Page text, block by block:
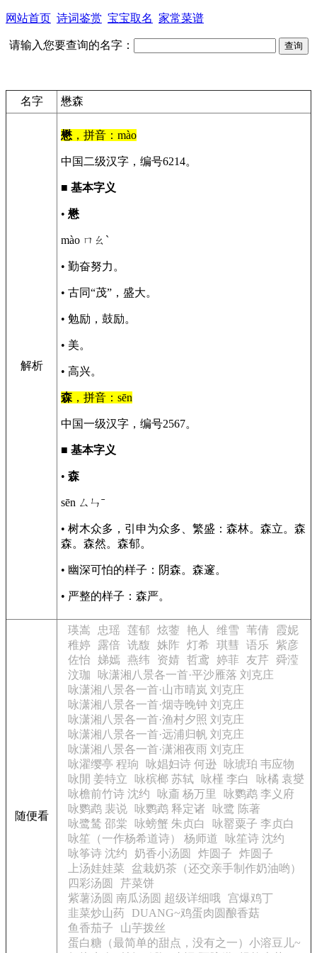
网站首页 诗词鉴赏 宝宝取名 家常菜谱
请输入您要查询的名字：
名字 懋森
解析
懋，拼音：mào
中国二级汉字，编号6214。
■ 基本字义
• 懋
mào ㄇㄠˋ
• 勤奋努力。
• 古同“茂”，盛大。
• 勉励，鼓励。
• 美。
• 高兴。
森 ，拼音：sēn
中国一级汉字，编号2567。
■ 基本字义
• 森
sēn ㄙㄣˉ
• 树木众多，引申为众多、繁盛：森林。森立。森
森。森然。森郁。
• 幽深可怕的样子：阴森。森邃。
• 严整的样子：森严。
随便看
瑛嵩 忠瑶 莲郁 炫蓥 艳人 维雪 苇倩
霞妮
稚婷
露倍 诜馥 姝阼 灯希 琪彗 语乐
紫彦
佐怡 娣嫣 燕纬 资婧 哲鸢 婷菲 友芹
舜滢
汶珈
咏潇湘八景各一首·平沙雁落 刘克庄
咏潇湘八景各一首·山市晴岚 刘克庄
咏潇湘八景各一首·烟寺晚钟 刘克庄
咏潇湘八景各一首·渔村夕照 刘克庄
咏潇湘八景各一首·远浦归帆 刘克庄
咏潇湘八景各一首·潇湘夜雨 刘克庄
咏濯缨亭 程珦
咏娼妇诗 何逊
咏琥珀 韦应物
咏閒 姜特立
咏槟榔 苏轼 咏槿 李白
咏橘 袁燮
咏檐前竹诗 沈约
咏齑 杨万里
咏鹦鹉 李义府
咏鹦鹉 裴说
咏鹦鹉 释定诸
咏鹭 陈著
咏鹭鸶 邵棠
咏螃蟹 朱贞白
咏罂粟子 李贞白
咏笙（一作杨希道诗） 杨师道
咏笙诗 沈约
咏筝诗 沈约
奶香小汤圆 炸圆子
炸圆子
上汤娃娃菜
盆栽奶茶（还交亲手制作奶油哟）
四彩汤圆
芹菜饼
紫薯汤圆 南瓜汤圆 超级详细哦 宫爆鸡丁
韭菜炒山药
DUANG~鸡蛋肉圆酿香菇
鱼香茄子
山芋拨丝
蛋白糖（最简单的甜点，没有之一）小溶豆儿~